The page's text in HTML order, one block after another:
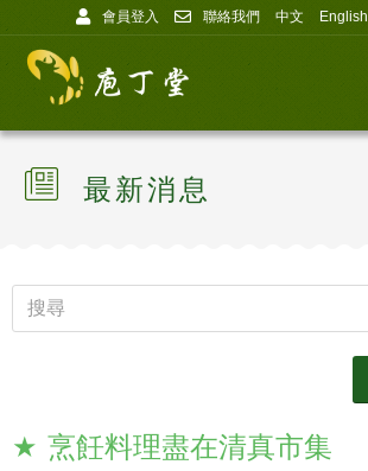
會員登入 聯絡我們 中文 English
最新消息
烹飪料理盡在清真市集